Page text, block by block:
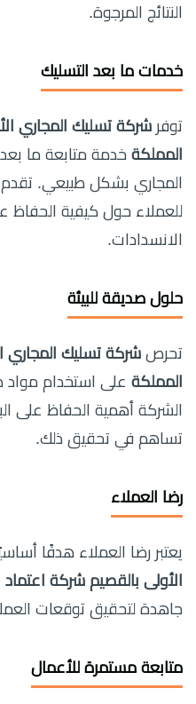
النتائج المرجوة.
خدمات ما بعد التسليك
توفر شركة تسليك المجاري
المملكة خدمة متابعة ما
المجاري بشكل طبيعي. تقدم
للعملاء حول كيفية الحفاظ
الانسدادات.
حلول صديقة للبيئة
تحرص شركة تسليك المجاري
المملكة على استخدام مواد
الشركة أهمية الحفاظ على
تساهم في تحقيق ذلك.
رضا العملاء
يعتبر رضا العملاء هدفًا
الأولى بالقصيم شركة
جاهدة لتحقيق توقعات
متابعة مستمرة للأعمال